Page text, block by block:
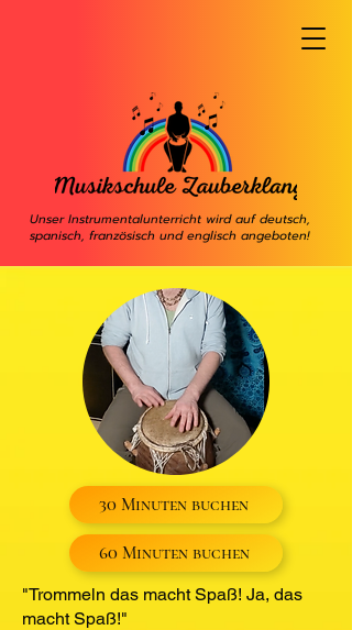
Unser Instrumentalunterricht wird auf deutsch,
spanisch, französisch und englisch angeboten!
30 Minuten buchen
60 Minuten buchen
"Trommeln das macht Spaß! Ja, das
macht Spaß!"